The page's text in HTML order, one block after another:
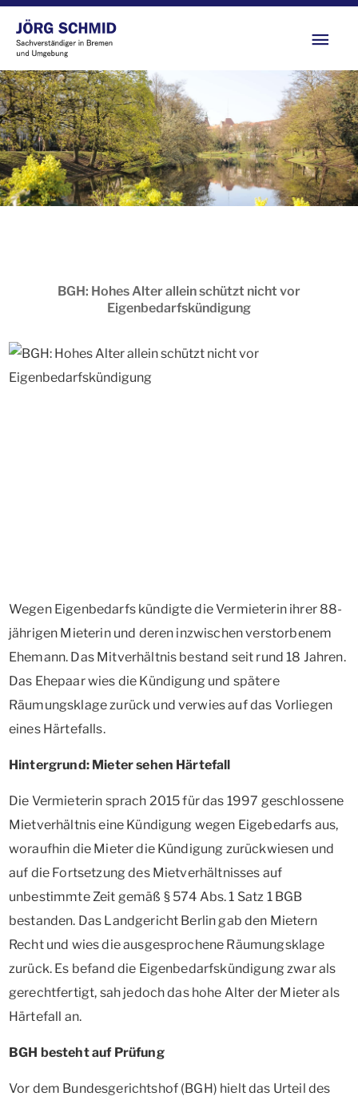
Zum
Inhalt
springen
BGH: Hohes Alter allein schützt nicht vor
Eigenbedarfskündigung
Wegen Eigenbedarfs kündigte die Vermieterin ihrer 88-
jährigen Mieterin und deren inzwischen verstorbenem
Ehemann. Das Mitverhältnis bestand seit rund 18 Jahren.
Das Ehepaar wies die Kündigung und spätere
Räumungsklage zurück und verwies auf das Vorliegen
eines Härtefalls.
Hintergrund: Mieter sehen Härtefall
Die Vermieterin sprach 2015 für das 1997 geschlossene
Mietverhältnis eine Kündigung wegen Eigebedarfs aus,
woraufhin die Mieter die Kündigung zurückwiesen und
auf die Fortsetzung des Mietverhältnisses auf
unbestimmte Zeit gemäß § 574 Abs. 1 Satz 1 BGB
bestanden. Das Landgericht Berlin gab den Mietern
Recht und wies die ausgesprochene Räumungsklage
zurück. Es befand die Eigenbedarfskündigung zwar als
gerechtfertigt, sah jedoch das hohe Alter der Mieter als
Härtefall an.
BGH besteht auf Prüfung
Vor dem Bundesgerichtshof (BGH) hielt das Urteil des